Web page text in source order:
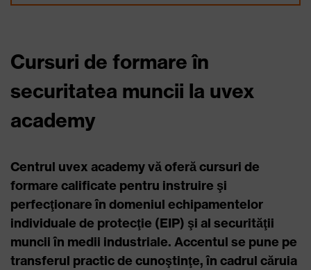
Cursuri de formare în
securitatea muncii la uvex
academy
Centrul uvex academy vă oferă cursuri de
formare calificate pentru instruire şi
perfecţionare în domeniul echipamentelor
individuale de protecţie (EIP) şi al securităţii
muncii în medii industriale. Accentul se pune pe
transferul practic de cunoştinţe, în cadrul căruia